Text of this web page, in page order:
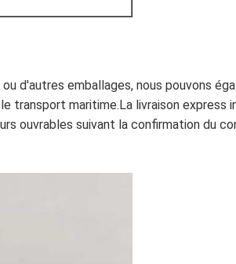
d'autres emballages, nous pouvons
transport maritime.La livraison express
ouvrables suivant la confirmation du